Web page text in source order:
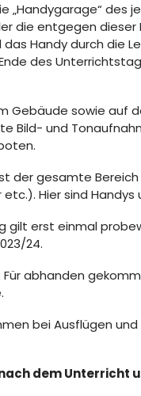
„Handygarage“ des
die entgegen
Handy durch die
des
Gebäude sowie auf
Bild- und
der gesamte
Hier sind Handys
gilt erst einmal
24.
Für abhanden
bei Ausflügen
dem Unterricht